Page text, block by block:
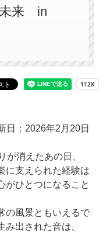
未来 in
日：2026年2月20日
が消えたあの日、
に支えられた経験は
がひとつになること
の風景ともいえるで
出された音は、